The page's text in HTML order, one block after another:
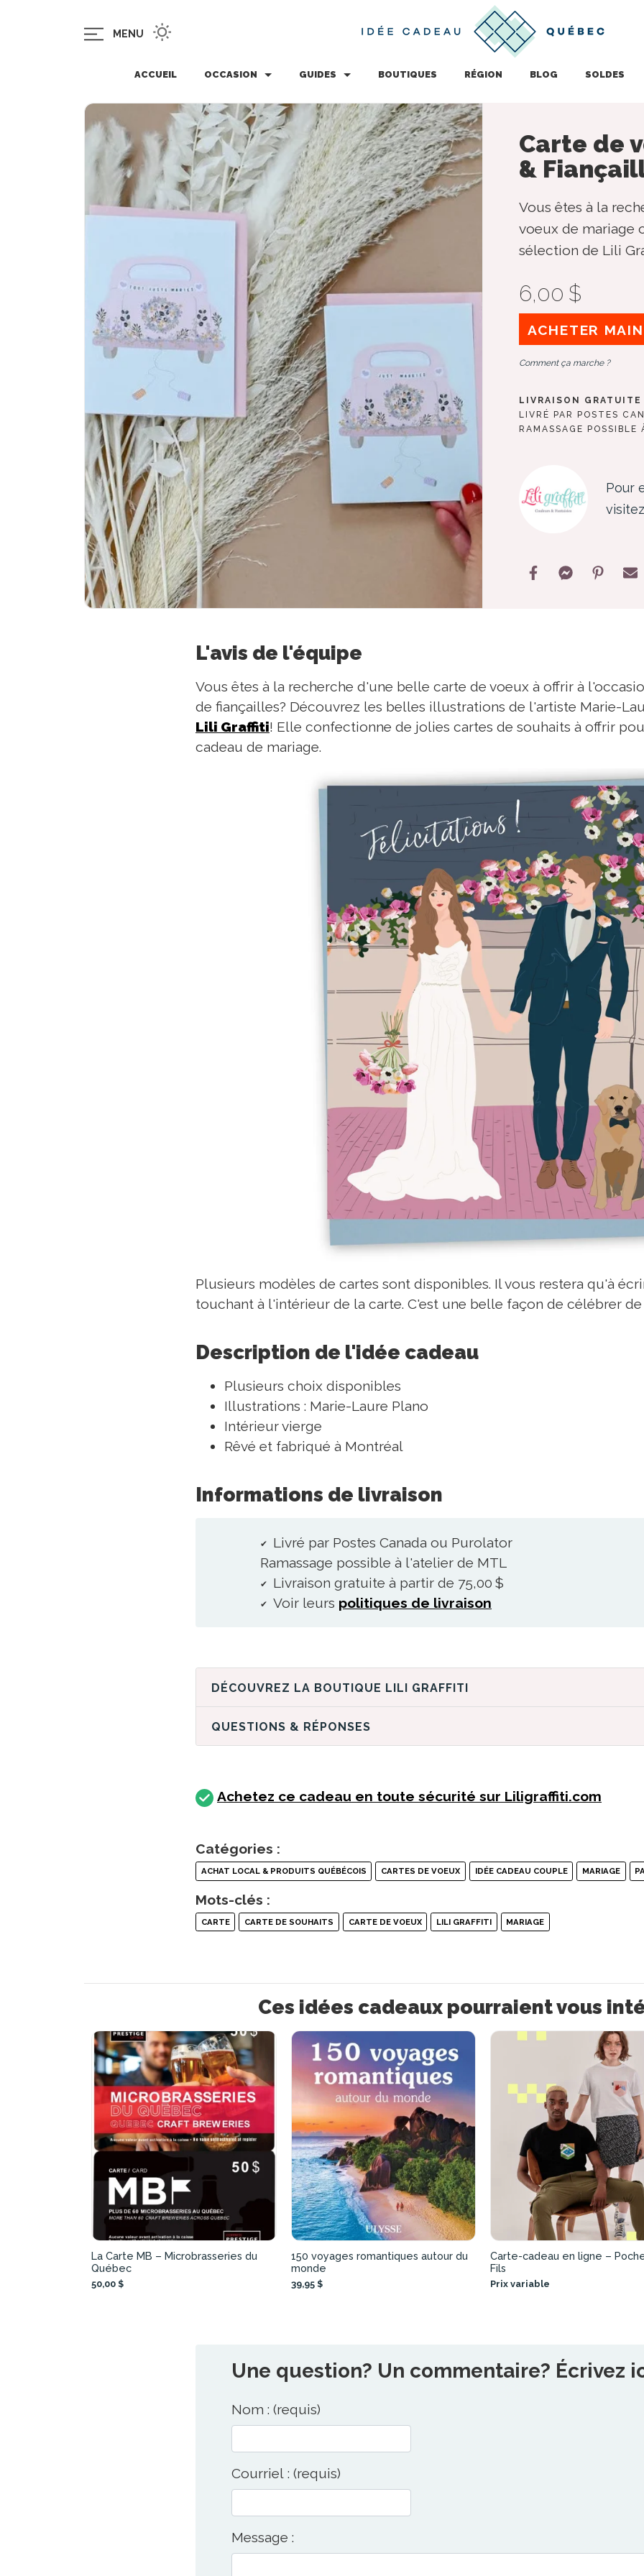
MENU
ACCUEIL OCCASION GUIDES BOUTIQUES RÉGION BLOG SOLDES
Carte de
&
Vous êtes à la
voeux de mariage
sélection de Lili
6,00 $
ACHETER
Comment ça marche ?
LIVRAISON
LIVRÉ PAR POSTES
RAMASSAGE POSSIBLE
Pour
L'avis de l'équipe
Vous êtes à la recherche d'une belle carte de voeux à offrir à
de fiançailles? Découvrez les belles illustrations de l'artiste Marie-
Lili Graffiti! Elle confectionne de jolies cartes de souhaits à offrir
cadeau de mariage.
Plusieurs modèles de cartes sont disponibles. Il vous restera qu'à
touchant à l'intérieur de la carte. C'est une belle façon de célébrer
Description de l'idée cadeau
Plusieurs choix disponibles
Illustrations : Marie-Laure Plano
Intérieur vierge
Rêvé et fabriqué à Montréal
Informations de livraison
Livré par Postes Canada ou Purolator
Ramassage possible à l'atelier de MTL
Livraison gratuite à partir de 75,00 $
Voir leurs politiques de livraison
DÉCOUVREZ LA BOUTIQUE LILI GRAFFITI
QUESTIONS & RÉPONSES
Achetez ce cadeau en toute sécurité sur Liligraffiti.com
Catégories :
ACHAT LOCAL & PRODUITS QUÉBÉCOIS CARTES DE VOEUX IDÉE CADEAU COUPLE MARIAGE
Mots-clés :
CARTE CARTE DE SOUHAITS CARTE DE VOEUX LILI GRAFFITI MARIAGE
Ces idées cadeaux pourraient vous
La Carte MB – Microbrasseries du
Québec
50,00 $
150 voyages romantiques autour du
monde
39,95 $
Carte-cadeau en ligne –
Fils
Prix variable
Une question? Un commentaire? Écrivez
Nom : (requis)
Courriel : (requis)
Message :